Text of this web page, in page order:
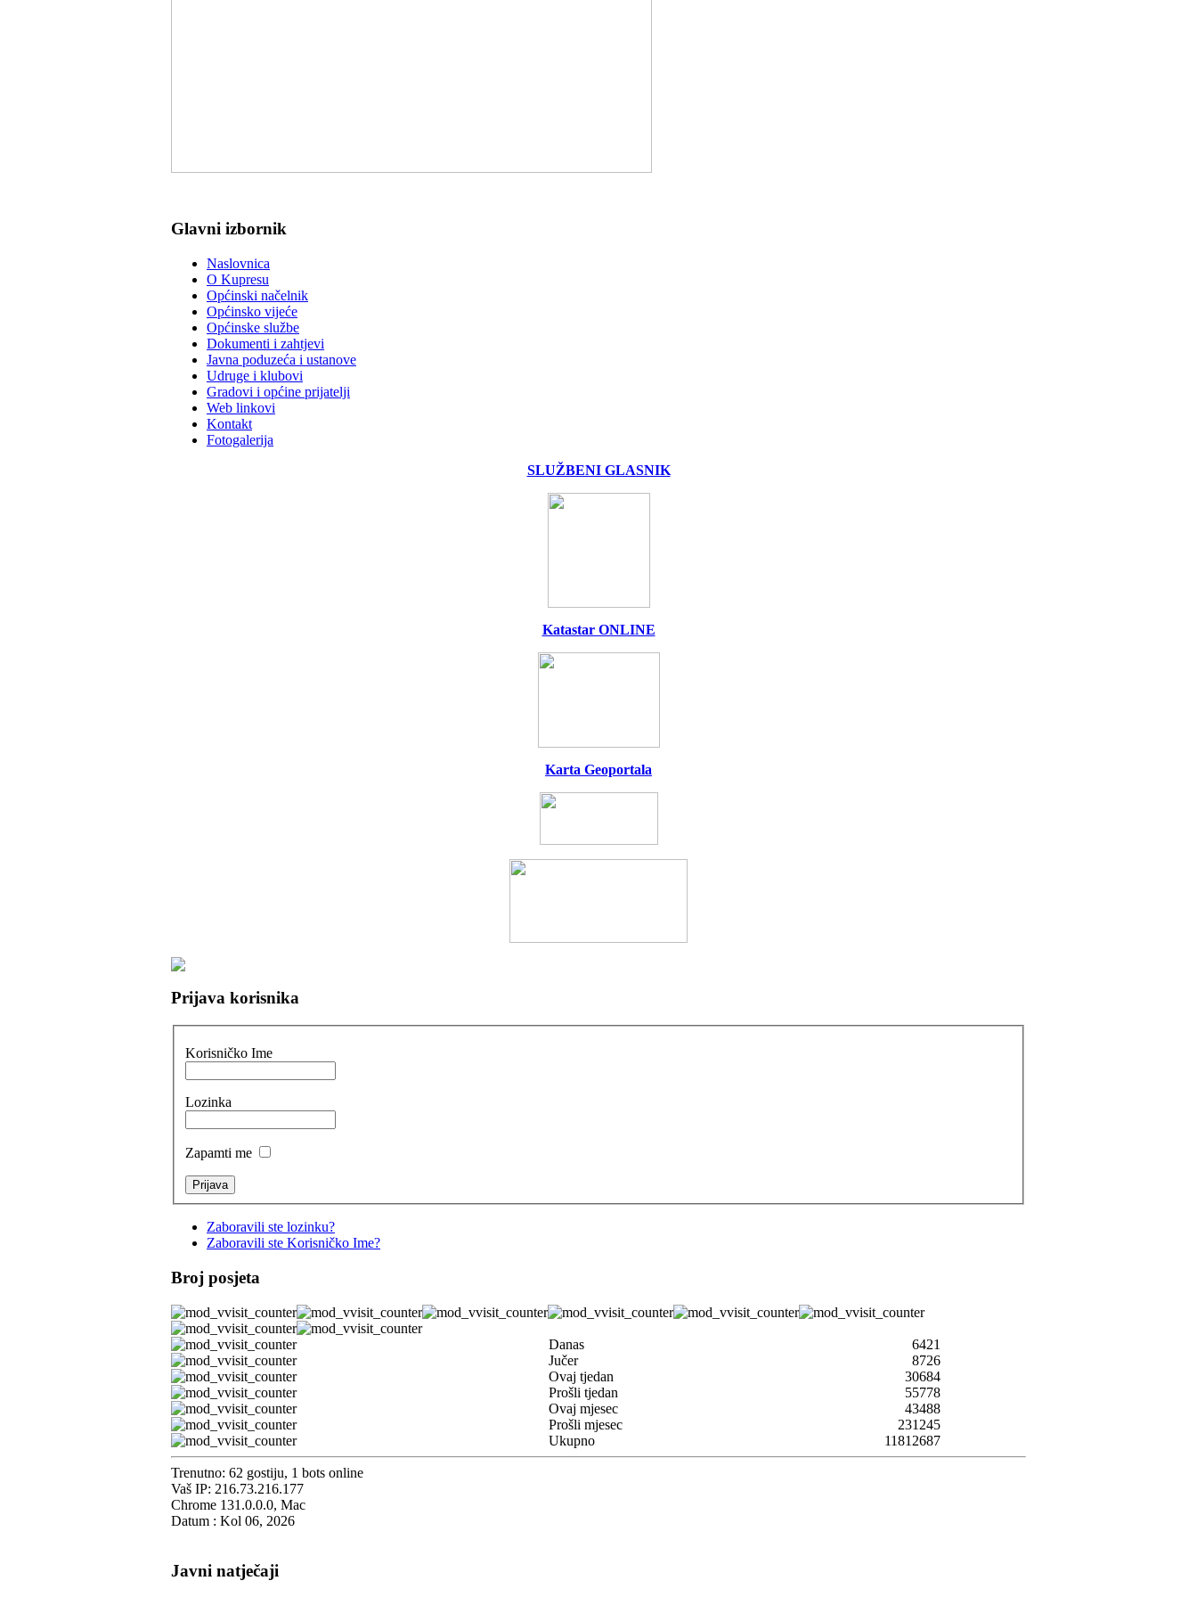
Glavni izbornik
Naslovnica
O Kupresu
Općinski načelnik
Općinsko vijeće
Općinske službe
Dokumenti i zahtjevi
Javna poduzeća i ustanove
Udruge i klubovi
Gradovi i općine prijatelji
Web linkovi
Kontakt
Fotogalerija
SLUŽBENI GLASNIK
Katastar ONLINE
Karta Geoportala
Prijava korisnika
Korisničko Ime
Lozinka
Zapamti me
Zaboravili ste lozinku?
Zaboravili ste Korisničko Ime?
Broj posjeta
Danas
6421
Jučer
8726
Ovaj tjedan
30684
Prošli tjedan
55778
Ovaj mjesec
43488
Prošli mjesec
231245
Ukupno
11812687
Trenutno: 62 gostiju, 1 bots online
Vaš IP: 216.73.216.177
Chrome 131.0.0.0, Mac
Datum : Kol 06, 2026
Javni natječaji